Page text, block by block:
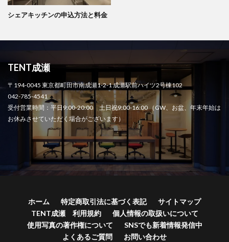
シェアキッチンの申込方法と料金
TENT成瀬
〒194-0045 東京都町田市南成瀬1-2-1 成瀬駅前ハイツ2号棟102
042-785-4541
受付営業時間：平日9:00-20:00 土日祝9:00-16:00 （GW、お盆、年末年始は
お休みさせていただく場合がございます）
ホーム 特定商取引法に基づく表記
サイトマップ
TENT成瀬 利用規約
個人情報の取扱いについて
使用写真の著作権について
SNSでも新着情報発信中
よくあるご質問
お問い合わせ